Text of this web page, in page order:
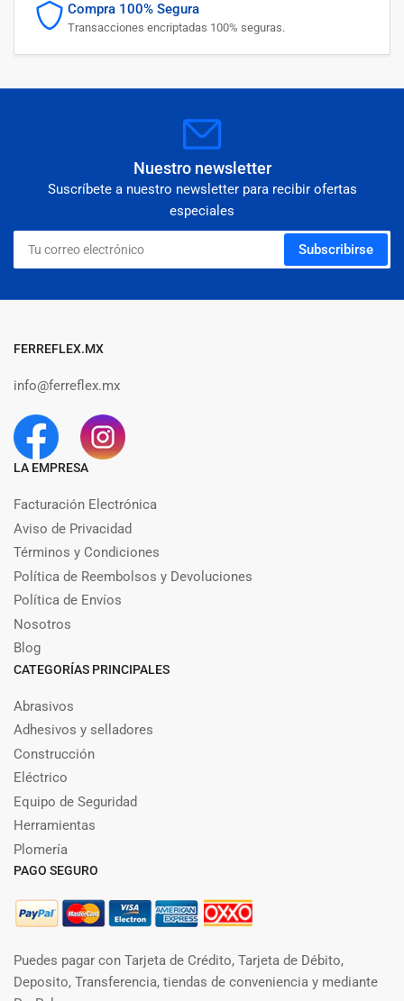
Compra 100% Segura
Transacciones encriptadas 100% seguras.
Nuestro newsletter
Suscríbete a nuestro newsletter para recibir ofertas
especiales
Tu
correo
electrónico
Subscribirse
FERREFLEX.MX
info@ferreflex.mx
LA EMPRESA
Facturación Electrónica
Aviso de Privacidad
Términos y Condiciones
Política de Reembolsos y Devoluciones
Política de Envíos
Nosotros
Blog
CATEGORÍAS PRINCIPALES
Abrasivos
Adhesivos y selladores
Construcción
Eléctrico
Equipo de Seguridad
Herramientas
Plomería
PAGO SEGURO
Puedes pagar con Tarjeta de Crédito, Tarjeta de Débito,
Deposito, Transferencia, tiendas de conveniencia y mediante